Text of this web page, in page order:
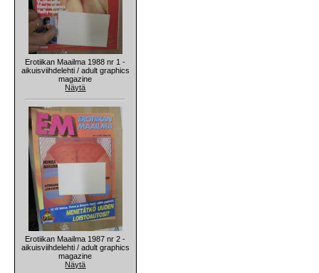
Erotiikan Maailma 1988 nr 1 -
aikuisviihdelehti / adult graphics
magazine
Näytä
Erotiikan Maailma 1987 nr 2 -
aikuisviihdelehti / adult graphics
magazine
Näytä